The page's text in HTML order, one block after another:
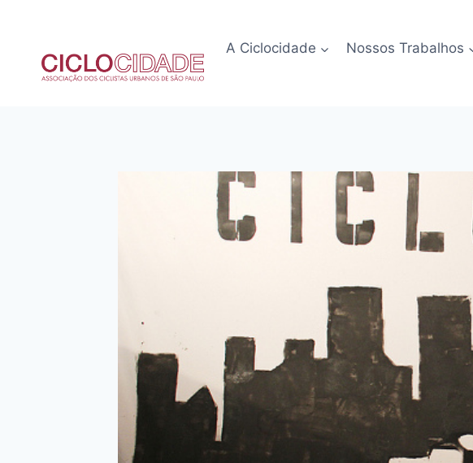
Conteúdo
A Ciclocidade Nossos Trabalhos